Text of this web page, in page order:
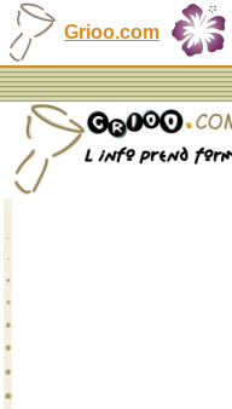
Grioo.com